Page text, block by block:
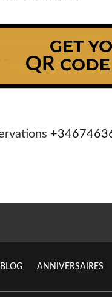
BLOG ANNIVERSAIRES